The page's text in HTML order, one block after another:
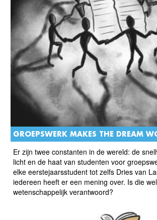
GROEPSWERK MAKES THE DREAM
Er zijn twee constanten in de wereld: de
licht en de haat van studenten voor
elke eerstejaarsstudent tot zelfs Dries van
iedereen heeft er een mening over. Is die wel
wetenschappelijk verantwoord?